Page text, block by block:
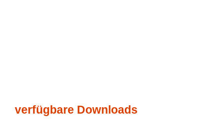
verfügbare Downloads